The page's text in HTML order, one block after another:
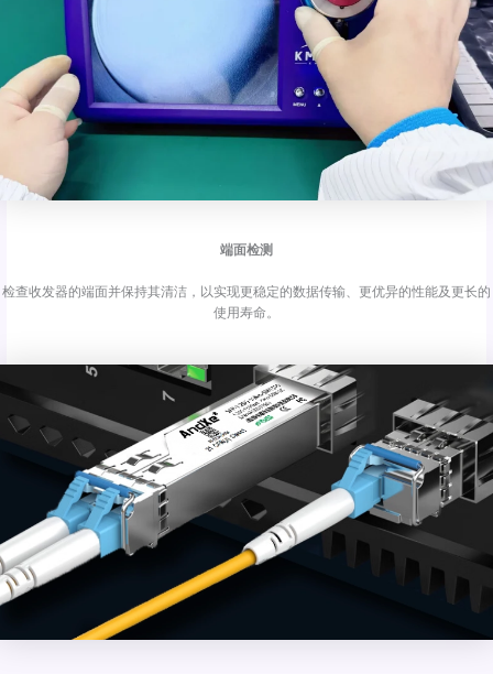
端面检测
检查收发器的端面并保持其清洁，以实现更稳定的数据传输、更优异的性能及更长的
使用寿命。